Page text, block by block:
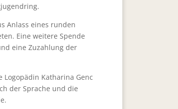
Anlass eines runden
Eine weitere Spende
eine Zuzahlung der
Katharina Genc
der Sprache und die